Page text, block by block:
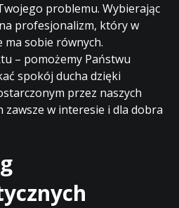
problemu. Wybierając
profesjonalizm, który w
ma sobie równych.
– pomożemy Państwu
spokój ducha dzięki
przez naszych
zawsze w interesie i dla dobra